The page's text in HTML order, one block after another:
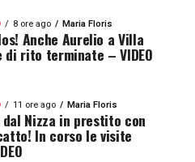
8 ore ago Maria Floris
Anche Aurelio a Villa
rito terminate – VIDEO
11 ore ago Maria Floris
Nizza in prestito con
In corso le visite